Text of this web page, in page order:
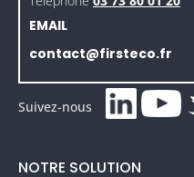
EMAIL
contact@firsteco.fr
Suivez-nous
NOTRE SOLUTION